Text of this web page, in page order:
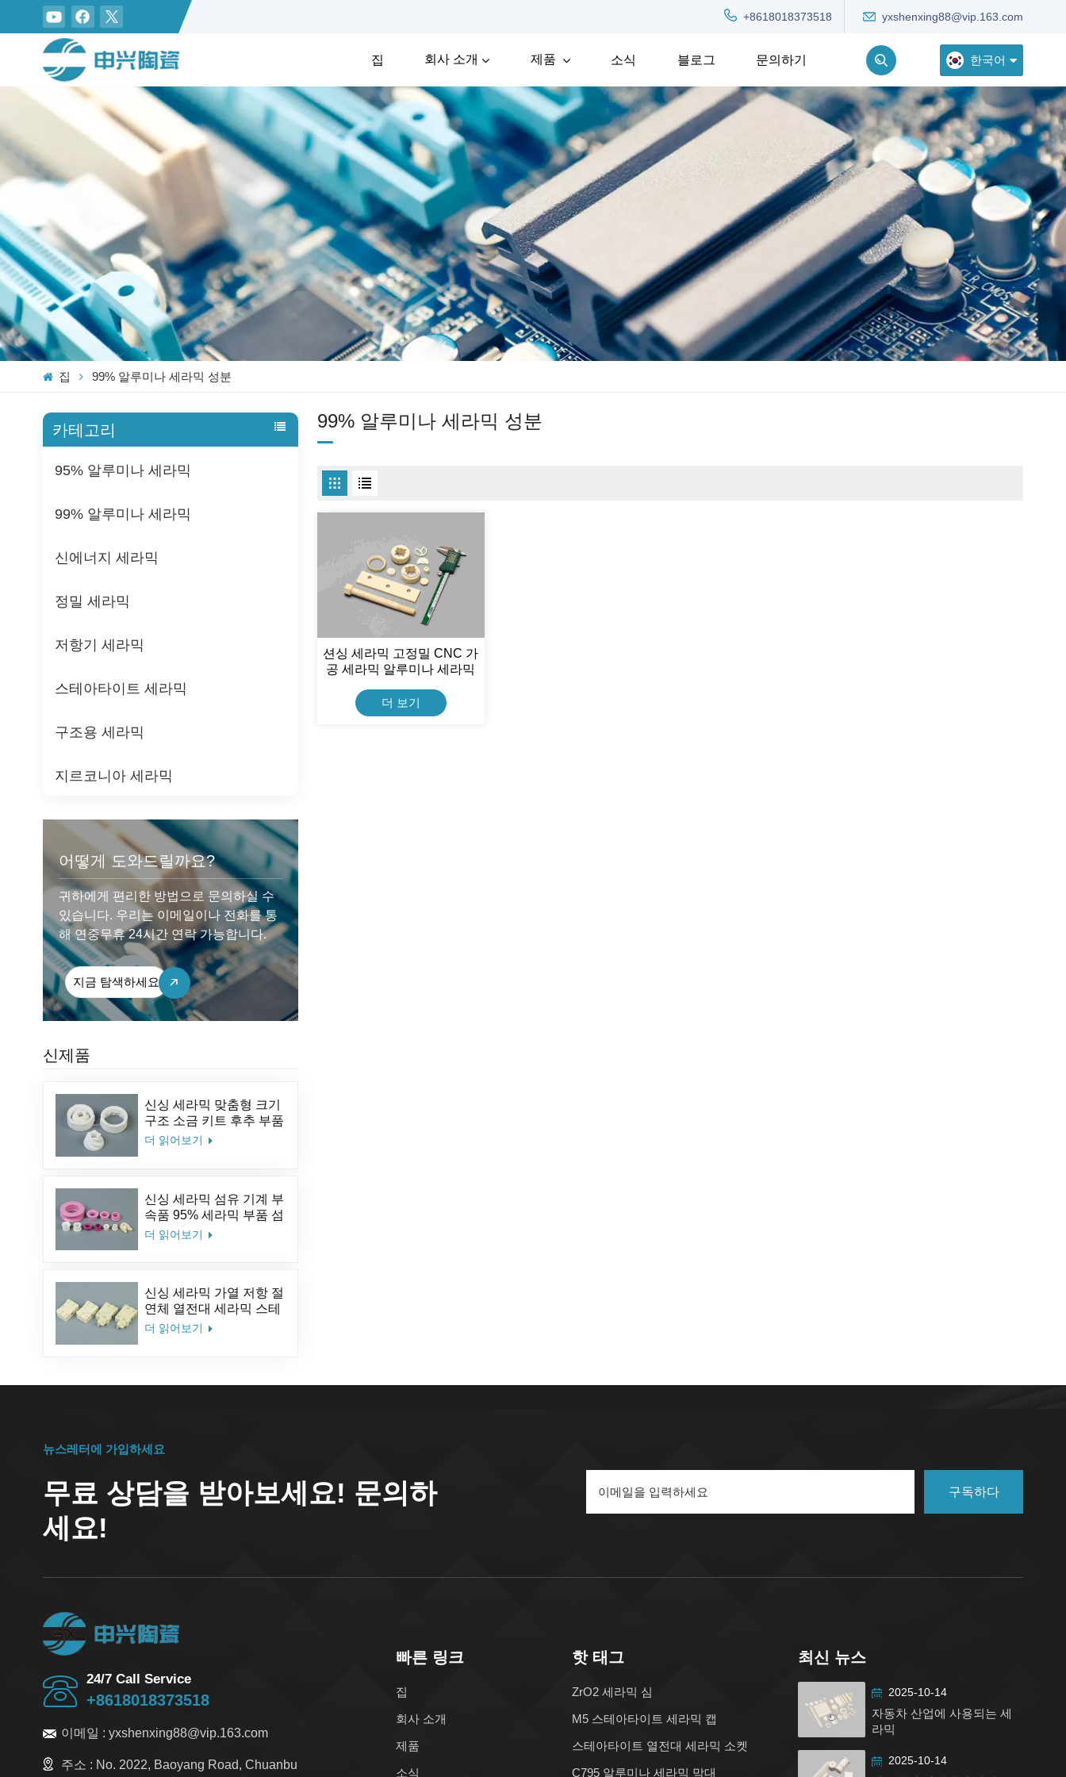
+8618018373518 yxshenxing88@vip.163.com
집 회사 소개 제품 소식 블로그 문의하기 한국어
English
Deutsch
Русский
한국어
Türkçe
집 99% 알루미나 세라믹 성분
카테고리
95% 알루미나 세라믹
99% 알루미나 세라믹
신에너지 세라믹
정밀 세라믹
저항기 세라믹
스테아타이트 세라믹
구조용 세라믹
지르코니아 세라믹
어떻게 도와드릴까요?
귀하에게 편리한 방법으로 문의하실 수
있습니다. 우리는 이메일이나 전화를 통
해 연중무휴 24시간 연락 가능합니다.
지금 탐색하세요
신제품
신싱 세라믹 맞춤형 크기
구조 소금 키트 후추 부품
알루미나 커피 세라믹 밀
더 읽어보기
신싱 세라믹 섬유 기계 부
속품 95% 세라믹 부품 섬
유 세라믹 아이릿 알루미
더 읽어보기
신싱 세라믹 가열 저항 절
연체 열전대 세라믹 스테
아타이트 세라믹 소켓
더 읽어보기
99% 알루미나 세라믹 성분
션싱 세라믹 고정밀 CNC 가
공 세라믹 알루미나 세라믹
더 보기
뉴스레터에 가입하세요
무료 상담을 받아보세요! 문의하
세요!
구독하다
24/7 Call Service
+8618018373518
이메일 :yxshenxing88@vip.163.com
주소 : No. 2022, Baoyang Road, Chuanbu
빠른 링크
집
회사 소개
제품
소식
핫 태그
ZrO2 세라믹 심
M5 스테아타이트 세라믹 캡
스테아타이트 열전대 세라믹 소켓
C795 알루미나 세라믹 막대
최신 뉴스
2025-10-14
자동차 산업에 사용되는 세
라믹
2025-10-14